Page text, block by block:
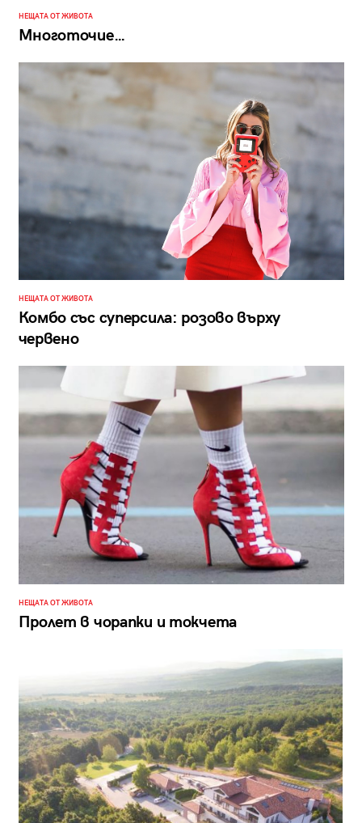
НЕЩАТА ОТ ЖИВОТА
Многоточие…
НЕЩАТА ОТ ЖИВОТА
Комбо със суперсила: розово върху
червено
НЕЩАТА ОТ ЖИВОТА
Пролет в чорапки и токчета